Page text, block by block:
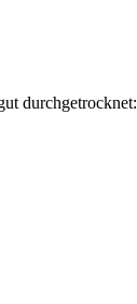
durchgetrocknet: